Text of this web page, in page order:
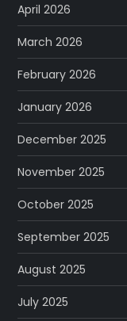
April 2026
March 2026
February 2026
January 2026
December 2025
November 2025
October 2025
September 2025
August 2025
July 2025